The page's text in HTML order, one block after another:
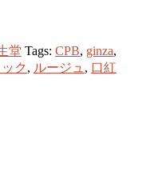
堂 Tags: CPB, ginza,
ク , ルージュ , 口紅